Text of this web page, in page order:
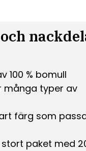
100 % bomull
många typer av
färg som
stort paket med